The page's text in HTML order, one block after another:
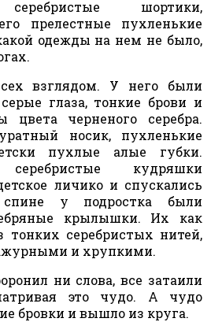
серебристые шортики,
прелестные пухленькие
одежды на нем не было,
взглядом. У него были
глаза, тонкие брови и
цвета черненого серебра.
носик, пухленькие
пухлые алые губки.
серебристые кудряшки
личико и спускались
у подростка были
крылышки. Их как
тонких серебристых нитей,
и хрупкими.
ни слова, все затаили
это чудо. А чудо
бровки и вышло из круга.